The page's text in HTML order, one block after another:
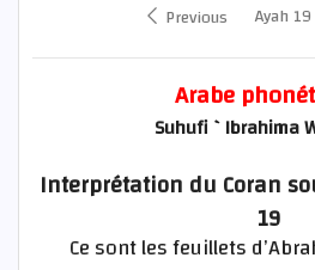
Previous
Ayah 19
Arabe
Suhufi `Ibrahima
Interprétation du Coran
19
Ce sont les feuillets